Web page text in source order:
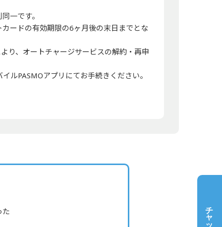
一です。
ードの有効期限の6ヶ月後の末日までとな
り、オートチャージサービスの解約・再申
ルPASMOアプリにてお手続きください。
た